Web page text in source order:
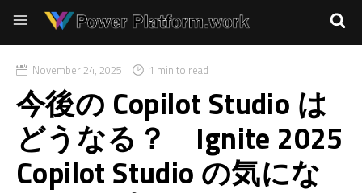
November 24, 2025 1 min to read
今後の Copilot Studio は
どうなる？ Ignite 2025
Copilot Studio の気にな